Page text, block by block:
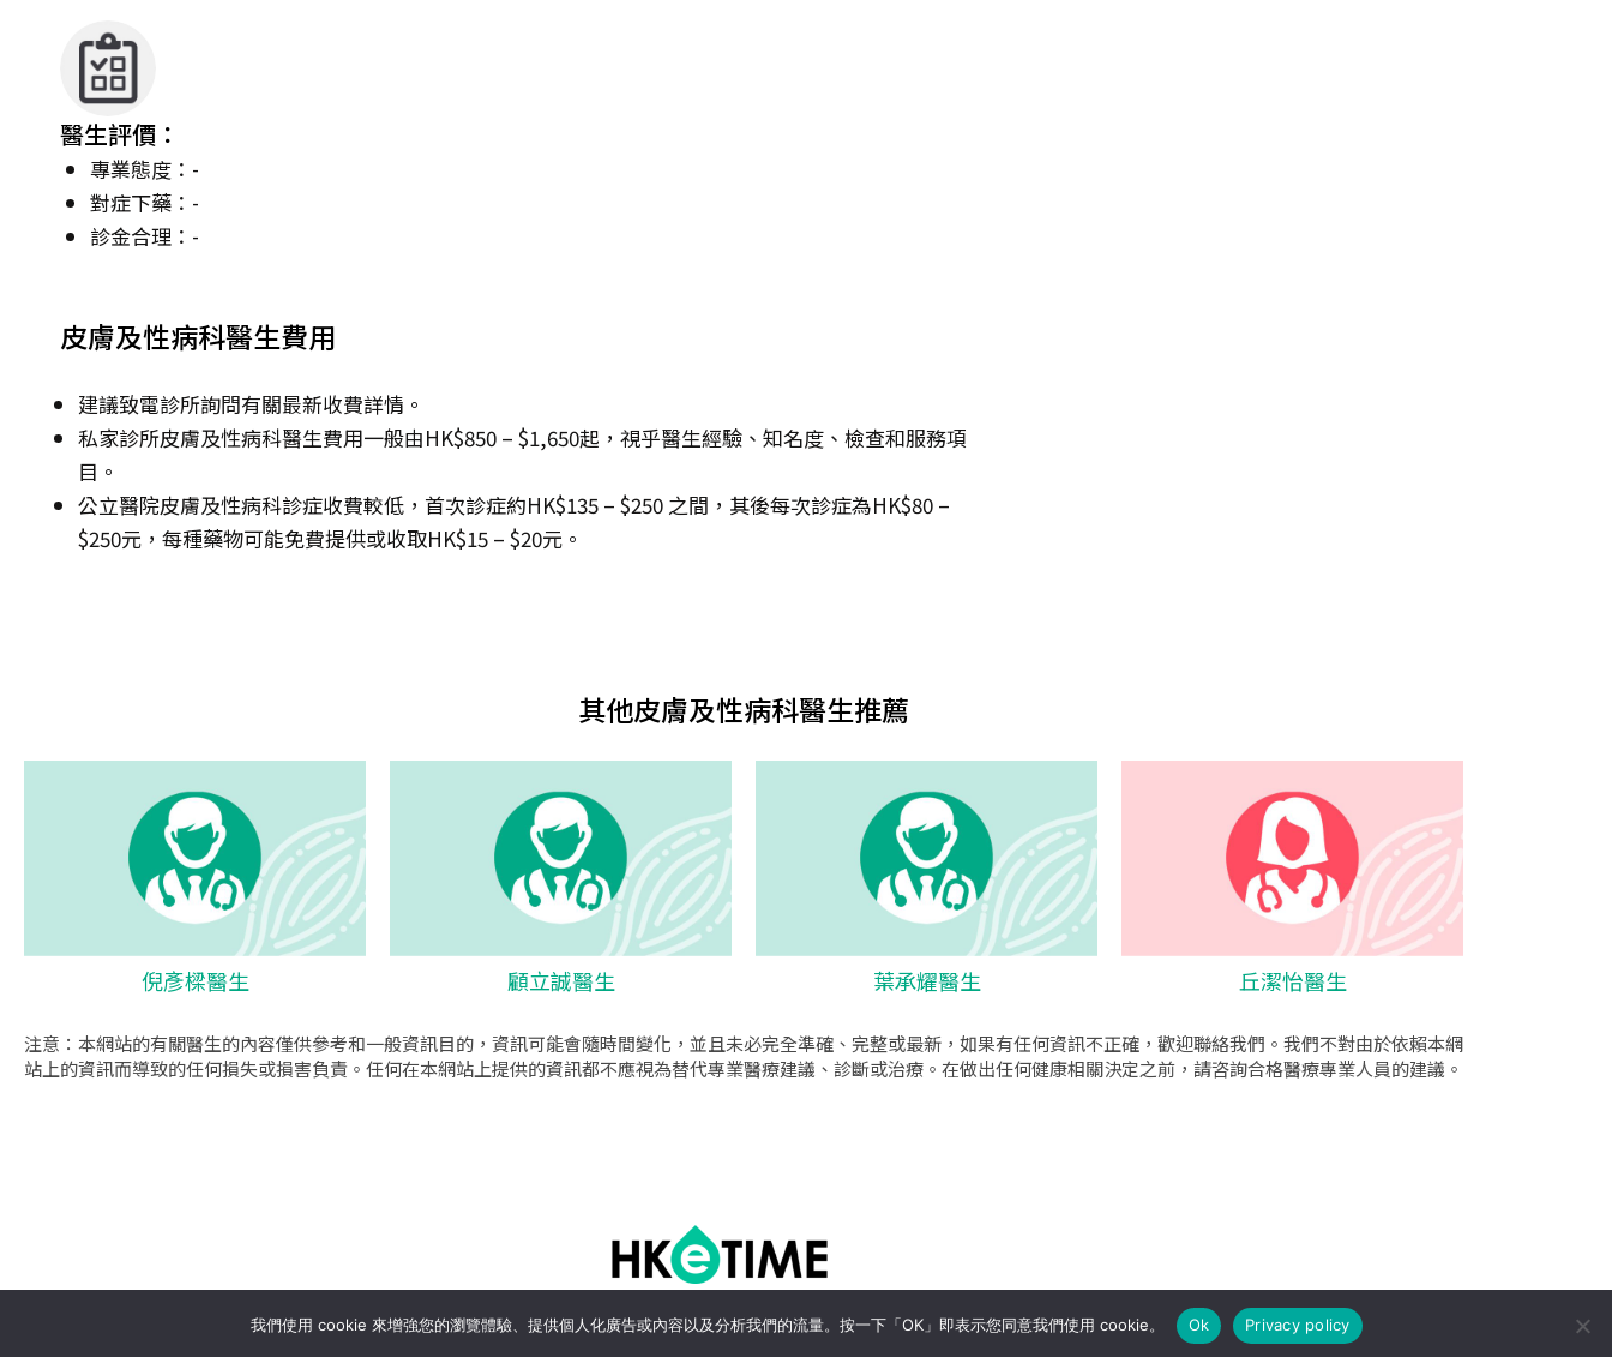
醫生評價：
專業態度：-
對症下藥：-
診金合理：-
皮膚及性病科醫生費用
建議致電診所詢問有關最新收費詳情。
私家診所皮膚及性病科醫生費用一般由HK$850 – $1,650起，視乎醫生經驗、知名度、檢查和服務項
目。
公立醫院皮膚及性病科診症收費較低，首次診症約HK$135 – $250 之間，其後每次診症為HK$80 –
$250元，每種藥物可能免費提供或收取HK$15 – $20元。
其他皮膚及性病科醫生推薦
倪彥樑醫生 顧立誠醫生 葉承耀醫生 丘潔怡醫生
注意：本網站的有關醫生的內容僅供參考和一般資訊目的，資訊可能會隨時間變化，並且未必完全準確、完整或最新，如果有任何資訊不正確，歡迎聯絡我們。我們不對由於依賴本網
站上的資訊而導致的任何損失或損害負責。任何在本網站上提供的資訊都不應視為替代專業醫療建議、診斷或治療。在做出任何健康相關決定之前，請咨詢合格醫療專業人員的建議。
關於 隱私政策 使用條款
sem公司 |網頁設計| 網頁設計公司
我們使用 cookie 來增強您的瀏覽體驗、提供個人化廣告或內容以及分析我們的流量。按一下「OK」即表示您同意我們使用 cookie。 Ok Privacy policy